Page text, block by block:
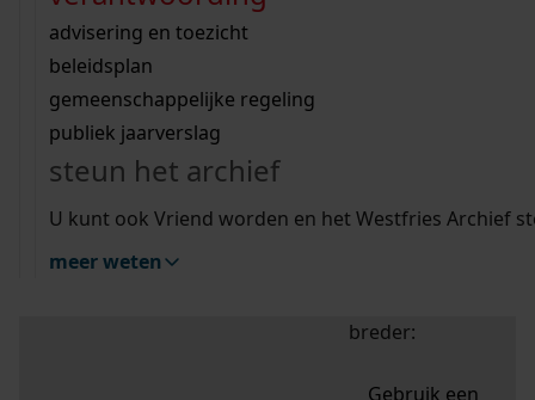
bouwvergunningen
omgevingsvergunningen
vergunningen
beeld en geluid
uitleg nodig?
Wij helpen u op weg met een aantal zoektips.
bekijk alle zoektips
Wij helpen u op weg met een aantal zoektips.
bekijk alle zoektips
bekijk ons geschiedenislokaal
advisering en toezicht
beleidsplan
gemeenschappelijke regeling
publiek jaarverslag
steun het archief
U kunt ook Vriend worden en het Westfries Archief
meer weten
zoektips
Mijn Studiezaal (inloggen)
uw zoekopdracht te
breder:
Gebruik een